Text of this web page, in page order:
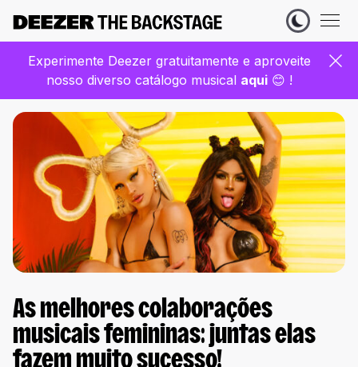
Experimente Deezer gratuitamente e aproveite
nosso diverso catálogo musical aqui 😊 !
As melhores colaborações
musicais femininas: juntas elas
fazem muito sucesso!